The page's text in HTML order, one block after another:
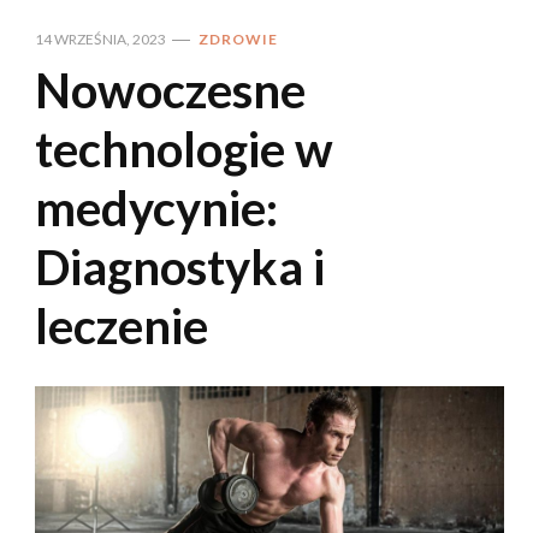
14 WRZEŚNIA, 2023 ZDROWIE
Nowoczesne
technologie w
medycynie:
Diagnostyka i
leczenie